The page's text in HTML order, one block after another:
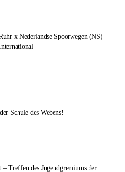
x Nederlandse Spoorwegen (NS)
Schule des Webens!
Treffen des Jugendgremiums der